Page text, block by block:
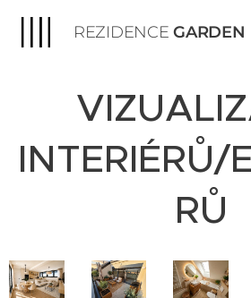
REZIDENCEGARDEN
INTERIÉRŮ/
RŮ